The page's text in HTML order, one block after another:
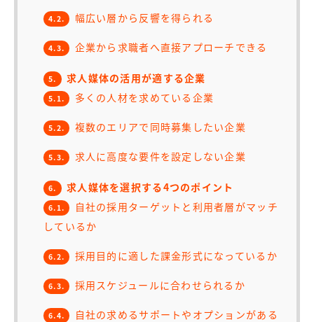
4.2. 幅広い層から反響を得られる
4.3. 企業から求職者へ直接アプローチできる
5. 求人媒体の活用が適する企業
5.1. 多くの人材を求めている企業
5.2. 複数のエリアで同時募集したい企業
5.3. 求人に高度な要件を設定しない企業
6. 求人媒体を選択する4つのポイント
6.1.
自社の採用ターゲットと利用者層がマッチ
しているか
6.2. 採用目的に適した課金形式になっているか
6.3. 採用スケジュールに合わせられるか
6.4.
自社の求めるサポートやオプションがある